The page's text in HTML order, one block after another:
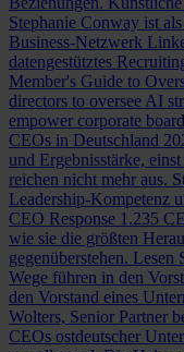
Stephanie Conway ist
Business-Netzwerk
datengestütztes
Member's Guide to
directors to oversee AI
empower corporate
CEOs in Deutschland
und Ergebnisstärke,
reichen nicht mehr aus.
Leadership-Kompetenz
CEO Response 1.235
wie sie die größten
gegenüberstehen.
Wege führen in den
den Vorstand eines
Wolters, Senior Partner
CEOs ostdeutscher